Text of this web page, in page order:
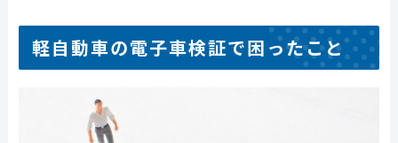
軽自動車の電子車検証で困ったこと